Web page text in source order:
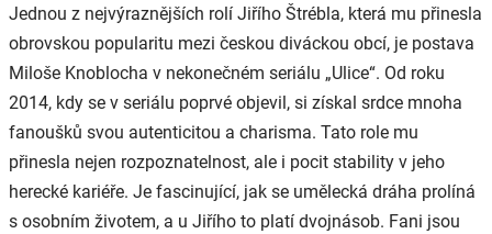
Jednou z nejvýraznějších rolí Jiřího Štrébla, která mu přinesla
obrovskou popularitu mezi českou diváckou obcí, je postava
Miloše Knoblocha v nekonečném seriálu „Ulice“. Od roku
2014, kdy se v seriálu poprvé objevil, si získal srdce mnoha
fanoušků svou autenticitou a charisma. Tato role mu
přinesla nejen rozpoznatelnost, ale i pocit stability v jeho
herecké kariéře. Je fascinující, jak se umělecká dráha prolíná
s osobním životem, a u Jiřího to platí dvojnásob. Fani jsou